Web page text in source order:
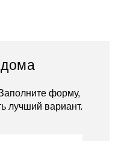
форму,
лучший вариант.